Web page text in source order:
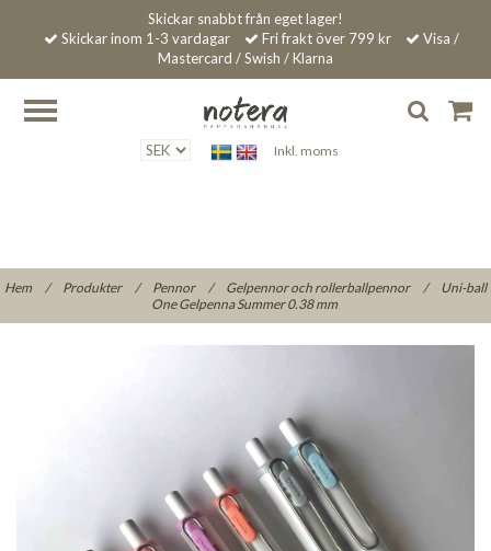
Skickar snabbt från eget lager!
Skickar inom 1-3 vardagar
Fri frakt över 799 kr
Visa /
Mastercard / Swish / Klarna
Inkl. moms
Hem / Produkter / Pennor / Gelpennor och rollerballpennor /
Uni-ball
One Gelpenna Summer 0.38 mm